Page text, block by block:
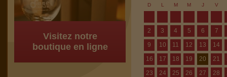
Visitez notre
boutique en ligne
D L M M J V
2 3 4 5 6
7
9
10 11 12 13 14
16
17 18 19 20 21
23
24 25 26 27 28